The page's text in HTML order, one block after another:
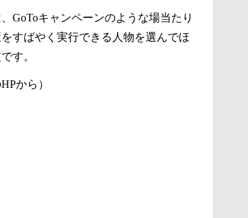
GoToキャンペーンのような場当たり
すばやく実行できる人物を選んでほ
す。
から）